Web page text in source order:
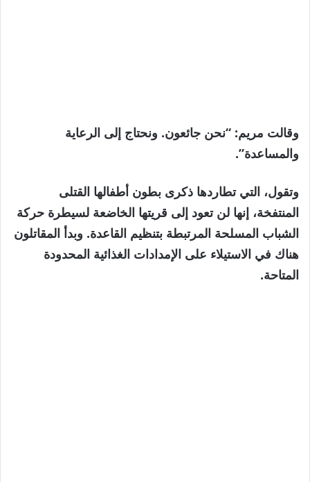
وقالت مريم: “نحن جائعون. ونحتاج إلى الرعاية
والمساعدة”.
وتقول، التي تطاردها ذكرى بطون أطفالها القتلى
المنتفخة، إنها لن تعود إلى قريتها الخاضعة لسيطرة حركة
الشباب المسلحة المرتبطة بتنظيم القاعدة. وبدأ المقاتلون
هناك في الاستيلاء على الإمدادات الغذائية المحدودة
المتاحة.